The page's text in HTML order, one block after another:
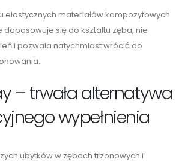
elastycznych materiałów kompozytowych
się do kształtu zęba, nie
i pozwala natychmiast wrócić do
– trwała alternatywa
wypełnienia
ubytków w zębach trzonowych i